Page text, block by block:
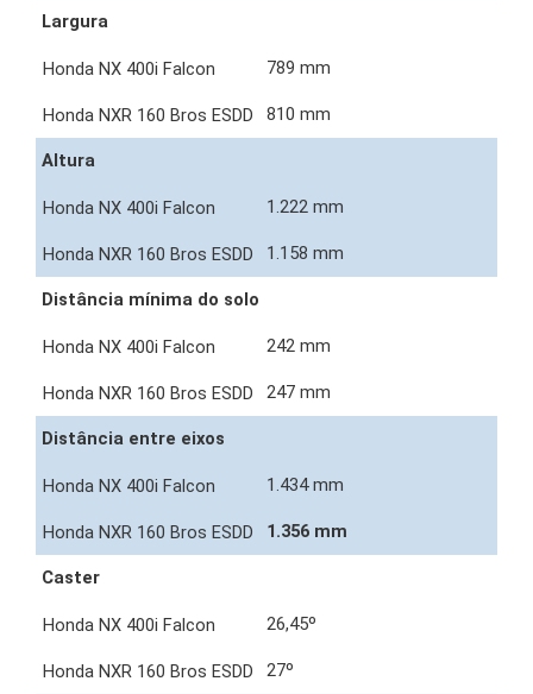
Largura
789 mm
810 mm
Altura
1.222 mm
1.158 mm
Distância mínima do solo
242 mm
247 mm
Distância entre eixos
1.434 mm
1.356 mm
Caster
26,45º
27º